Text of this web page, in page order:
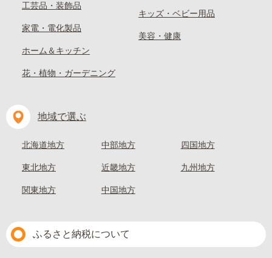
工芸品・装飾品
家電・電化製品
ホーム＆キッチン
花・植物・ガーデニング
キッズ・ベビー用品
美容・健康
地域で選ぶ
北海道地方
東北地方
関東地方
中部地方
近畿地方
中国地方
四国地方
九州地方
ふるさと納税について